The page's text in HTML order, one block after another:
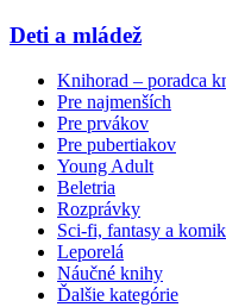
Deti a mládež
Knihorad – poradca
Pre najmenších
Pre prvákov
Pre pubertiakov
Young Adult
Beletria
Rozprávky
Sci-fi, fantasy a
Leporelá
Náučné knihy
Ďalšie kategórie